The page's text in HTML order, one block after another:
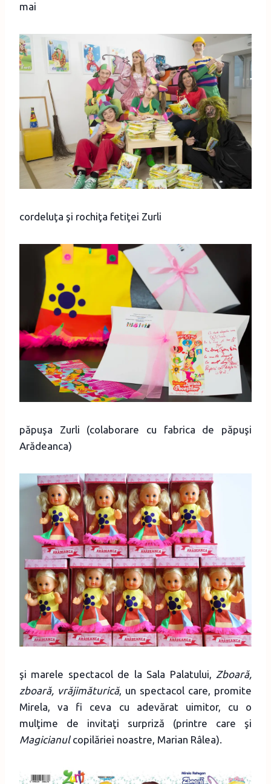
mai
cordeluţa şi rochiţa fetiţei Zurli
păpuşa Zurli (colaborare cu fabrica de păpuşi
Arădeanca)
şi marele spectacol de la Sala Palatului, Zboară,
zboară, vrăjimăturică, un spectacol care, promite
Mirela, va fi ceva cu adevărat uimitor, cu o
mulţime de invitaţi surpriză (printre care şi
Magicianulcopilăriei noastre, Marian Râlea).